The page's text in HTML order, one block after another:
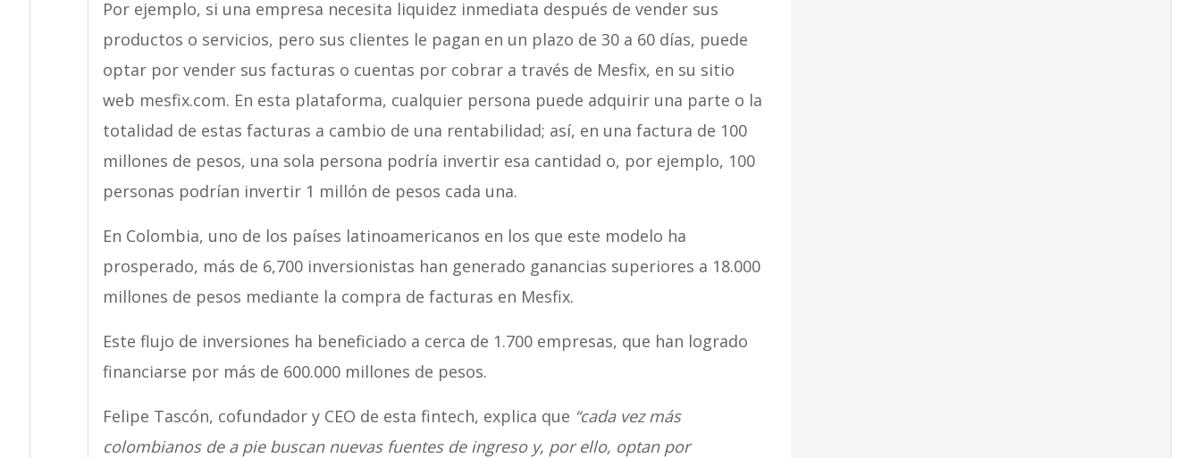
Por ejemplo, si una empresa necesita liquidez inmediata después de vender sus
productos o servicios, pero sus clientes le pagan en un plazo de 30 a 60 días, puede
optar por vender sus facturas o cuentas por cobrar a través de Mesfix, en su sitio
web mesfix.com. En esta plataforma, cualquier persona puede adquirir una parte o la
totalidad de estas facturas a cambio de una rentabilidad; así, en una factura de 100
millones de pesos, una sola persona podría invertir esa cantidad o, por ejemplo, 100
personas podrían invertir 1 millón de pesos cada una.
En Colombia, uno de los países latinoamericanos en los que este modelo ha
prosperado, más de 6,700 inversionistas han generado ganancias superiores a 18.000
millones de pesos mediante la compra de facturas en Mesfix.
Este flujo de inversiones ha beneficiado a cerca de 1.700 empresas, que han logrado
financiarse por más de 600.000 millones de pesos.
Felipe Tascón, cofundador y CEO de esta fintech, explica que “cada vez más
colombianos de a pie buscan nuevas fuentes de ingreso y, por ello, optan por